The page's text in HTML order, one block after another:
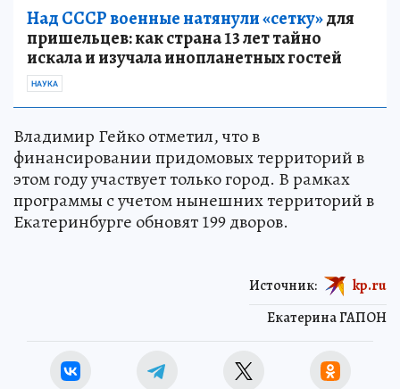
Над СССР военные натянули «сетку»для
пришельцев: как страна 13 лет тайно
искала и изучала инопланетных гостей
НАУКА
Владимир Гейко отметил, что в
финансировании придомовых территорий в
этом году участвует только город. В рамках
программы с учетом нынешних территорий в
Екатеринбурге обновят 199 дворов.
Екатерина ГАПОН
Источник: kp.ru